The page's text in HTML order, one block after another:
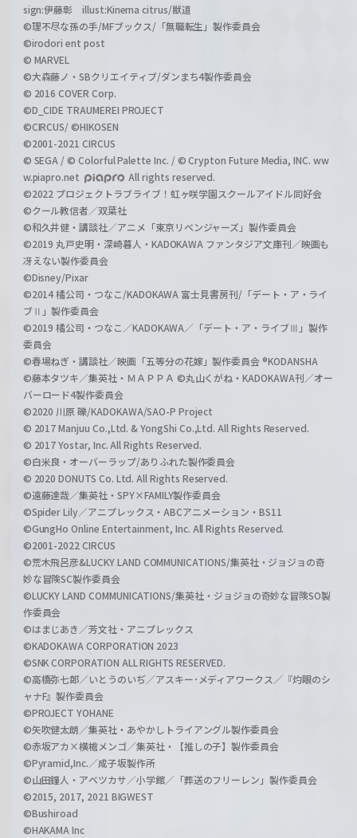
sign:伊藤彰 illust:Kinema citrus/獣道
©理不尽な孫の手/MFブックス/「無職転生」製作委員会
©irodori ent post
© MARVEL
©大森藤ノ・SBクリエイティブ/ダンまち4製作委員会
© 2016 COVER Corp.
©D_CIDE TRAUMEREI PROJECT
©CIRCUS/ ©HIKOSEN
©2001-2021 CIRCUS
© SEGA / © Colorful Palette Inc. / © Crypton Future Media, INC. ww
w.piapro.net
All rights reserved.
©2022 プロジェクトラブライブ！虹ヶ咲学園スクールアイドル同好会
©クール教信者／双葉社
©和久井健・講談社／アニメ「東京リベンジャーズ」製作委員会
©2019 丸戸史明・深崎暮人・KADOKAWA ファンタジア文庫刊／映画も
冴えない製作委員会
©Disney/Pixar
©2014 橘公司・つなこ/KADOKAWA 富士見書房刊/「デート・ア・ライ
ブⅡ」製作委員会
©2019 橘公司・つなこ／KADOKAWA／「デート・ア・ライブⅢ」製作
委員会
©春場ねぎ・講談社／映画「五等分の花嫁」製作委員会 ®KODANSHA
©藤本タツキ／集英社・ＭＡＰＰＡ ©丸山くがね・KADOKAWA刊／オー
バーロード4製作委員会
©2020 川原 礫/KADOKAWA/SAO-P Project
© 2017 Manjuu Co.,Ltd. & YongShi Co.,Ltd. All Rights Reserved.
© 2017 Yostar, Inc. All Rights Reserved.
©白米良・オーバーラップ/ありふれた製作委員会
© 2020 DONUTS Co. Ltd. All Rights Reserved.
©遠藤達哉／集英社・SPY×FAMILY製作委員会
©Spider Lily／アニプレックス・ABCアニメーション・BS11
©GungHo Online Entertainment, Inc. All Rights Reserved.
©2001-2022 CIRCUS
©荒木飛呂彦&LUCKY LAND COMMUNICATIONS/集英社・ジョジョの奇
妙な冒険SC製作委員会
©LUCKY LAND COMMUNICATIONS/集英社・ジョジョの奇妙な冒険SO製
作委員会
©はまじあき／芳文社・アニプレックス
©KADOKAWA CORPORATION 2023
©SNK CORPORATION ALL RIGHTS RESERVED.
©高橋弥七郎／いとうのいぢ／アスキー･メディアワークス／『灼眼のシ
ャナF』製作委員会
©PROJECT YOHANE
©矢吹健太朗／集英社・あやかしトライアングル製作委員会
©赤坂アカ×横槍メンゴ／集英社・【推しの子】製作委員会
©Pyramid,Inc.／成子坂製作所
©山田鐘人・アベツカサ／小学館／「葬送のフリーレン」製作委員会
©2015, 2017, 2021 BIGWEST
©Bushiroad
©HAKAMA Inc